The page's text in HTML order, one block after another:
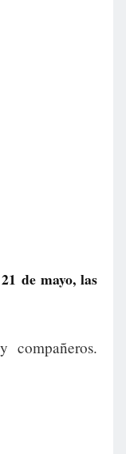
de mayo, las
compañeros.